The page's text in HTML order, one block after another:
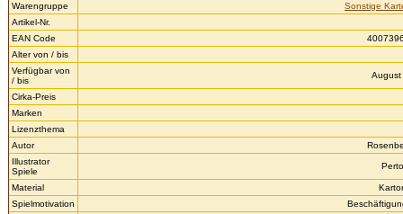
Warengruppe
Sonstige
Artikel-Nr.
EAN Code
Alter von / bis
Verfügbar von
/ bis
Cirka-Preis
Marken
Lizenzthema
Autor
Illustrator
Spiele
Material
Spielmotivation